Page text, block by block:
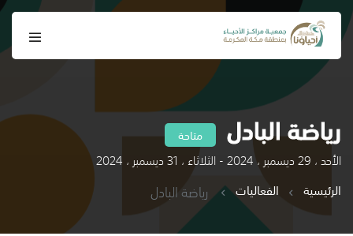
رياضة البادل متاحة
الأحد ، 29 ديسمبر ، 2024 - الثلاثاء ، 31 ديسمبر ، 2024
الرئيسية
الفعاليات رياضة البادل